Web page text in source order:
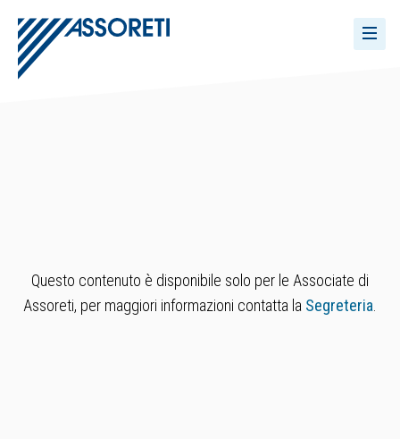
Questo contenuto è disponibile solo per le Associate di
Assoreti, per maggiori informazioni contatta la Segreteria